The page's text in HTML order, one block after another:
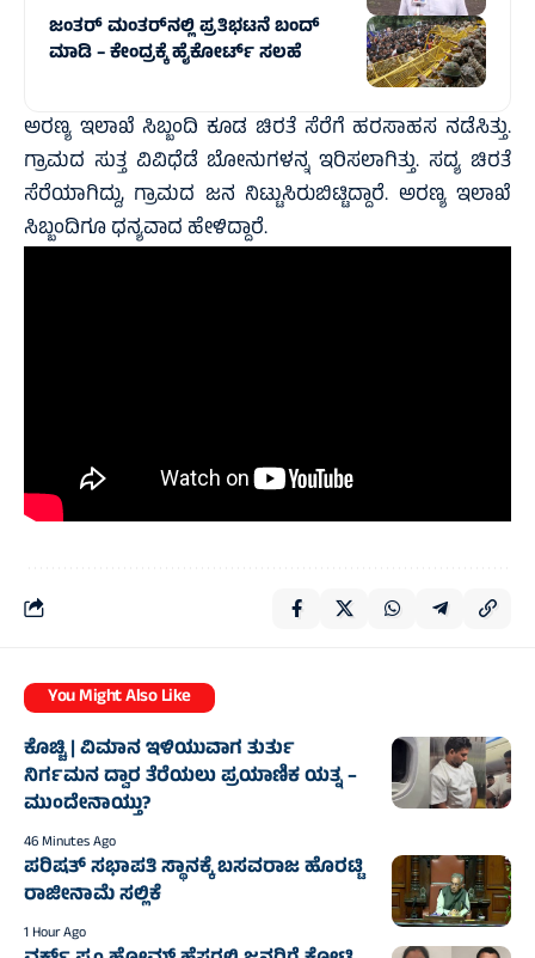
ಜಂತರ್ ಮಂತರ್‌ನಲ್ಲಿ ಪ್ರತಿಭಟನೆ ಬಂದ್‌
ಮಾಡಿ – ಕೇಂದ್ರಕ್ಕೆ ಹೈಕೋರ್ಟ್‌ ಸಲಹೆ
ಅರಣ್ಯ ಇಲಾಖೆ ಸಿಬ್ಬಂದಿ ಕೂಡ ಚಿರತೆ ಸೆರೆಗೆ ಹರಸಾಹಸ ನಡೆಸಿತ್ತು.
ಗ್ರಾಮದ ಸುತ್ತ ವಿವಿಧೆಡೆ ಬೋನುಗಳನ್ನ ಇರಿಸಲಾಗಿತ್ತು. ಸದ್ಯ ಚಿರತೆ
ಸೆರೆಯಾಗಿದ್ದು, ಗ್ರಾಮದ ಜನ ನಿಟ್ಟುಸಿರುಬಿಟ್ಟಿದ್ದಾರೆ. ಅರಣ್ಯ ಇಲಾಖೆ
ಸಿಬ್ಬಂದಿಗೂ ಧನ್ಯವಾದ ಹೇಳಿದ್ದಾರೆ.
You Might Also Like
ಕೊಚ್ಚಿ | ವಿಮಾನ ಇಳಿಯುವಾಗ ತುರ್ತು
ನಿರ್ಗಮನ ದ್ವಾರ ತೆರೆಯಲು ಪ್ರಯಾಣಿಕ ಯತ್ನ –
ಮುಂದೇನಾಯ್ತು?
46 Minutes Ago
ಪರಿಷತ್ ಸಭಾಪತಿ ಸ್ಥಾನಕ್ಕೆ ಬಸವರಾಜ ಹೊರಟ್ಟಿ
ರಾಜೀನಾಮೆ ಸಲ್ಲಿಕೆ
1 Hour Ago